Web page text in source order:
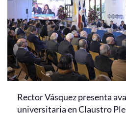
Rector Vásquez presenta
universitaria en Claustro